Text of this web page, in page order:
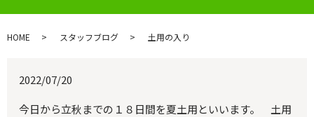
HOME スタッフブログ 土用の入り
2022/07/20
今日から立秋までの１８日間を夏土用といいます。 土用